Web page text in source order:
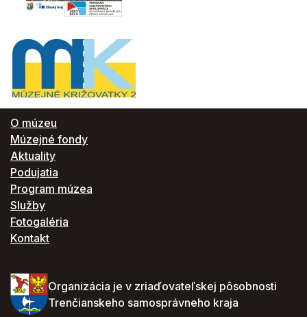
O múzeu
Múzejné fondy
Aktuality
Podujatia
Program múzea
Služby
Fotogaléria
Kontakt
Organizácia je v zriaďovateľskej pôsobnosti
Trenčianskeho samosprávneho kraja